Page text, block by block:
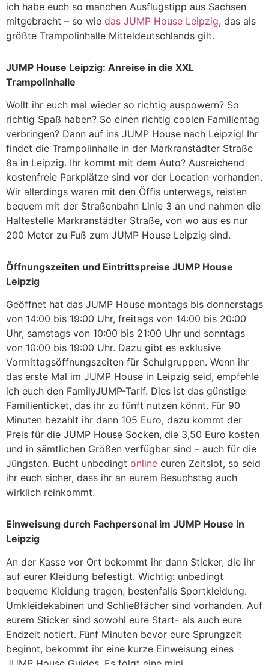
ich habe euch so manchen Ausflugstipp aus Sachsen
mitgebracht – so wie das JUMP House Leipzig, das als
größte Trampolinhalle Mitteldeutschlands gilt.
JUMP House Leipzig: Anreise in die XXL
Trampolinhalle
Wollt ihr euch mal wieder so richtig auspowern? So
richtig Spaß haben? So einen richtig coolen Familientag
verbringen? Dann auf ins JUMP House nach Leipzig! Ihr
findet die Trampolinhalle in der Markranstädter Straße
8a in Leipzig. Ihr kommt mit dem Auto? Ausreichend
kostenfreie Parkplätze sind vor der Location vorhanden.
Wir allerdings waren mit den Öffis unterwegs, reisten
bequem mit der Straßenbahn Linie 3 an und nahmen die
Haltestelle Markranstädter Straße, von wo aus es nur
200 Meter zu Fuß zum JUMP House Leipzig sind.
Öffnungszeiten und Eintrittspreise JUMP House
Leipzig
Geöffnet hat das JUMP House montags bis donnerstags
von 14:00 bis 19:00 Uhr, freitags von 14:00 bis 20:00
Uhr, samstags von 10:00 bis 21:00 Uhr und sonntags
von 10:00 bis 19:00 Uhr. Dazu gibt es exklusive
Vormittagsöffnungszeiten für Schulgruppen. Wenn ihr
das erste Mal im JUMP House in Leipzig seid, empfehle
ich euch den FamilyJUMP-Tarif. Dies ist das günstige
Familienticket, das ihr zu fünft nutzen könnt. Für 90
Minuten bezahlt ihr dann 105 Euro, dazu kommt der
Preis für die JUMP House Socken, die 3,50 Euro kosten
und in sämtlichen Größen verfügbar sind – auch für die
Jüngsten. Bucht unbedingt online euren Zeitslot, so seid
ihr euch sicher, dass ihr an eurem Besuchstag auch
wirklich reinkommt.
Einweisung durch Fachpersonal im JUMP House in
Leipzig
An der Kasse vor Ort bekommt ihr dann Sticker, die ihr
auf eurer Kleidung befestigt. Wichtig: unbedingt
bequeme Kleidung tragen, bestenfalls Sportkleidung.
Umkleidekabinen und Schließfächer sind vorhanden. Auf
eurem Sticker sind sowohl eure Start- als auch eure
Endzeit notiert. Fünf Minuten bevor eure Sprungzeit
beginnt, bekommt ihr eine kurze Einweisung eines